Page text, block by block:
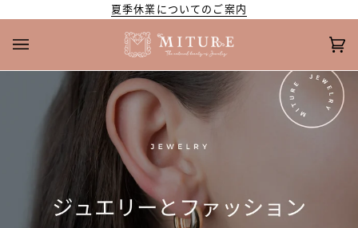
content
夏季休業についてのご案内
カ
ー
ト